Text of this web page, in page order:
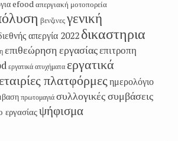
efoodαπεργιακή μοτοπορεία
βενζινεςγενική
απεργία 2022 δικαστηρια
επιθεώρηση εργασίαςεπιτροπη
εργατικά ατυχήματα εργατικά
εταιρίες πλατφόρμες ημερολόγιο
πρωτομαγιά συλλογικές συμβάσεις
εργασίαςψήφισμα